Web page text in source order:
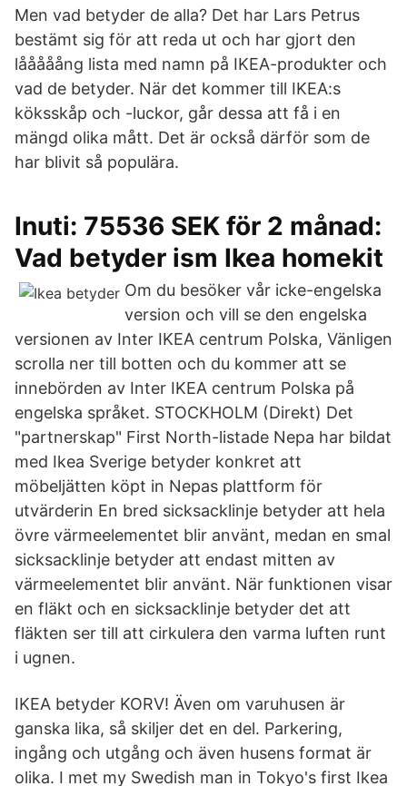
Men vad betyder de alla? Det har Lars Petrus
bestämt sig för att reda ut och har gjort den
lååååång lista med namn på IKEA-produkter och
vad de betyder. När det kommer till IKEA:s
köksskåp och -luckor, går dessa att få i en
mängd olika mått. Det är också därför som de
har blivit så populära.
Inuti: 75536 SEK för 2 månad:
Vad betyder ism Ikea homekit
Om du besöker vår icke-engelska
version och vill se den engelska
versionen av Inter IKEA centrum Polska, Vänligen
scrolla ner till botten och du kommer att se
innebörden av Inter IKEA centrum Polska på
engelska språket. STOCKHOLM (Direkt) Det
"partnerskap" First North-listade Nepa har bildat
med Ikea Sverige betyder konkret att
möbeljätten köpt in Nepas plattform för
utvärderin En bred sicksacklinje betyder att hela
övre värmeelementet blir använt, medan en smal
sicksacklinje betyder att endast mitten av
värmeelementet blir använt. När funktionen visar
en fläkt och en sicksacklinje betyder det att
fläkten ser till att cirkulera den varma luften runt
i ugnen.
IKEA betyder KORV! Även om varuhusen är
ganska lika, så skiljer det en del. Parkering,
ingång och utgång och även husens format är
olika. I met my Swedish man in Tokyo's first Ikea